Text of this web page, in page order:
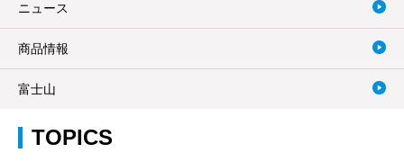
ニュース
商品情報
富士山
TOPICS